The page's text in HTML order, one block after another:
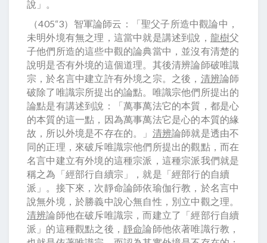
說」。
（405“3）智軍論師云：「聖父子所造中觀論中，
未明外境有無之理，這當中就是講述到說， 龍樹父
子他們所造的這些中觀的論典當中，並沒有清楚的
說明是否有外境的這個道理。其後清辨論師破唯識
宗，於名言中建立許有外境之宗。之後， 清辨論師
破除了唯識宗所提出的論點。唯識宗他們所提出的
論點是有講述到說：「萬事萬法它的本質，都是心
的本質的這一點，因為萬事萬法它是心的本質的緣
故，所以外境是不存在的。」 清辨論師就是透由不
同的正理，來破斥唯識宗他們所提出的觀點，而在
名言中建立有外境的這種宗派，這種宗派我們就是
稱之為「經部行自續宗」，就是「經部行的自續
派」。接下來，次靜命論師依瑜伽行教，於名言中
說無外境，於勝義中說心無自性，別立中觀之理。
清辨論師他在破斥唯識宗，而建立了「經部行自續
派」的這種觀點之後， 靜命論師他依著唯識行教，